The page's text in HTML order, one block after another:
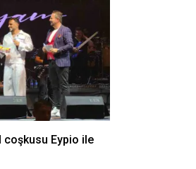
coşkusu Eypio ile